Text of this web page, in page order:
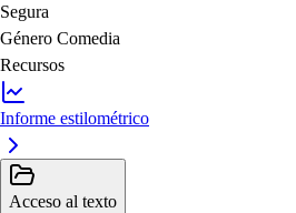
Segura
Género Comedia
Recursos
Informe estilométrico
Acceso al texto